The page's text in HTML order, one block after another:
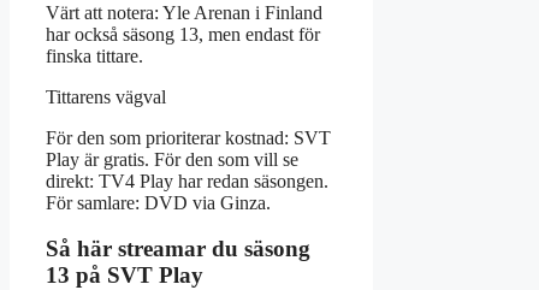
Värt att notera: Yle Arenan i Finland
har också säsong 13, men endast för
finska tittare.
Tittarens vägval
För den som prioriterar kostnad: SVT
Play är gratis. För den som vill se
direkt: TV4 Play har redan säsongen.
För samlare: DVD via Ginza.
Så här streamar du säsong
13 på SVT Play